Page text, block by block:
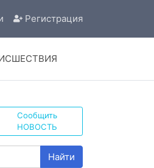
Регистрация
Сообщить
НОВОСТЬ
Найти